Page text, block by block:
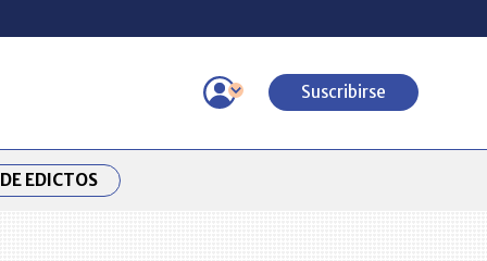
Suscribirse
EDICTOS